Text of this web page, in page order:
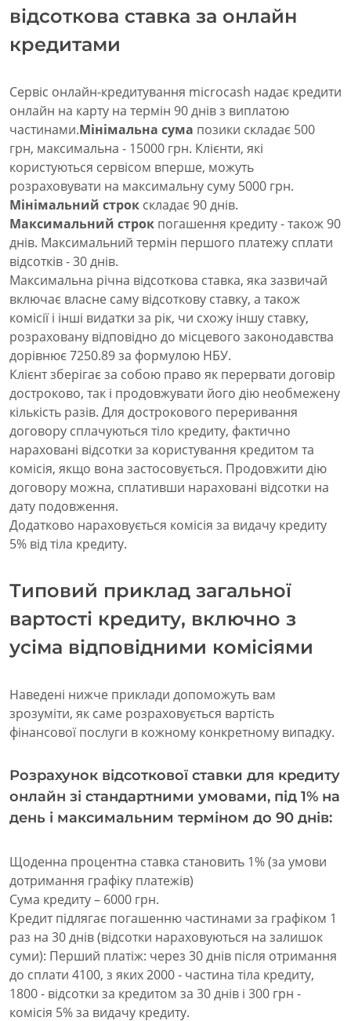
відсоткова ставка за онлайн
кредитами
Сервіс онлайн-кредитування microcash надає кредити
онлайн на карту на термін 90 днів з виплатою
частинами.Мінімальна сума позики складає 500
грн, максимальна - 15000 грн. Клієнти, які
користуються сервісом вперше, можуть
розраховувати на максимальну суму 5000 грн.
Мінімальний строк складає 90 днів.
Максимальний строк погашення кредиту - також 90
днів. Максимальний термін першого платежу сплати
відсотків - 30 днів.
Максимальна річна відсоткова ставка, яка зазвичай
включає власне саму відсоткову ставку, а також
комісії і інші видатки за рік, чи схожу іншу ставку,
розраховану відповідно до місцевого законодавства
дорівнює 7250.89 за формулою НБУ.
Клієнт зберігає за собою право як перервати договір
достроково, так і продовжувати його дію необмежену
кількість разів. Для дострокового переривання
договору сплачуються тіло кредиту, фактично
нараховані відсотки за користування кредитом та
комісія, якщо вона застосовується. Продовжити дію
договору можна, сплативши нараховані відсотки на
дату подовження.
Додатково нараховується комісія за видачу кредиту
5% від тіла кредиту.
Типовий приклад загальної
вартості кредиту, включно з
усіма відповідними комісіями
Наведені нижче приклади допоможуть вам
зрозуміти, як саме розраховується вартість
фінансової послуги в кожному конкретному випадку.
Розрахунок відсоткової ставки для кредиту
онлайн зі стандартними умовами, під 1% на
день і максимальним терміном до 90 днів:
Щоденна процентна ставка становить 1% (за умови
дотримання графіку платежів)
Сума кредиту – 6000 грн.
Кредит підлягає погашенню частинами за графіком 1
раз на 30 днів (відсотки нараховуються на залишок
суми): Перший платіж: через 30 днів після отримання
до сплати 4100, з яких 2000 - частина тіла кредиту,
1800 - відсотки за кредитом за 30 днів і 300 грн -
комісія 5% за видачу кредиту.